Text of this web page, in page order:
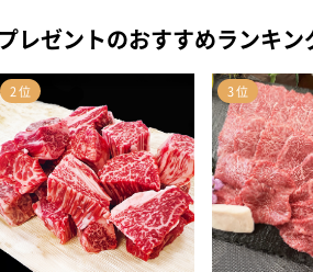
レゼントのおすすめランキン